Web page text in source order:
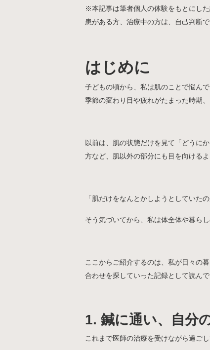
※本記事は筆者個人の体験をもとにし
患がある方、治療中の方は、自己判断
はじめに
子どもの頃から、私は肌のことで悩んで
季節の変わり目や疲れがたまった時期
以前は、肌の状態だけを見て「どうに
方など、肌以外の部分にも目を向けるよ
「肌だけをなんとかしようとしていた
そう気づいてから、私は体全体や暮ら
ここからご紹介するのは、私が日々の
合わせを探していった記録として読ん
1. 鍼に通い、自分
これまで医師の治療を受けながら過ご